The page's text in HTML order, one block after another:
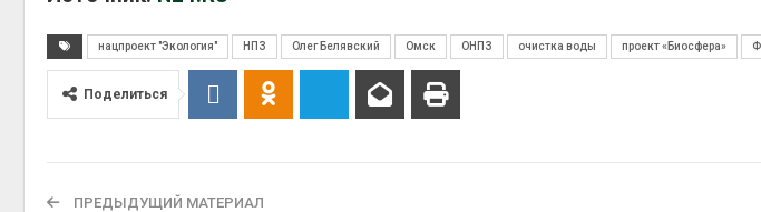
нацпроект "Экология" НПЗ Олег Белявский Омск ОНПЗ очистка воды проект «Биосфера»
Поделиться
ПРЕДЫДУЩИЙ МАТЕРИАЛ